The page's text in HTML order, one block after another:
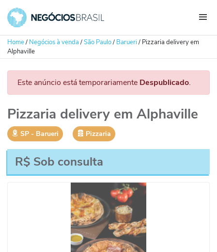
Home/ Negócios à venda/São Paulo/ Barueri/ Pizzaria delivery em
Alphaville
Este anúncio está temporariamente Despublicado.
Pizzaria delivery em Alphaville
SP ‐ Barueri Pizzaria
R$ Sob consulta